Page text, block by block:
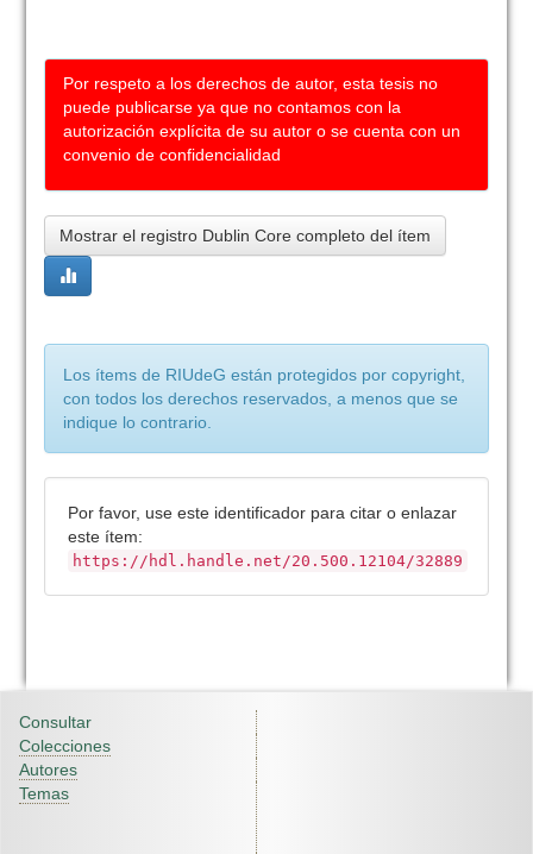
Por respeto a los derechos de autor, esta tesis no
puede publicarse ya que no contamos con la
autorización explícita de su autor o se cuenta con un
convenio de confidencialidad
Mostrar el registro Dublin Core completo del ítem
Los ítems de RIUdeG están protegidos por copyright,
con todos los derechos reservados, a menos que se
indique lo contrario.
Por favor, use este identificador para citar o enlazar
este ítem:
https://hdl.handle.net/20.500.12104/32889
Consultar
Colecciones
Autores
Temas